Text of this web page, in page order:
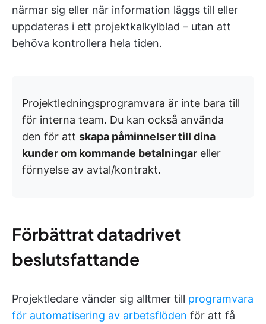
närmar sig eller när information läggs till eller
uppdateras i ett projektkalkylblad – utan att
behöva kontrollera hela tiden.
Projektledningsprogramvara är inte bara till
för interna team. Du kan också använda
den för att skapa påminnelser till dina
kunder om kommande betalningar eller
förnyelse av avtal/kontrakt.
Förbättrat datadrivet
beslutsfattande
Projektledare vänder sig alltmer till programvara
för automatisering av arbetsflöden för att få